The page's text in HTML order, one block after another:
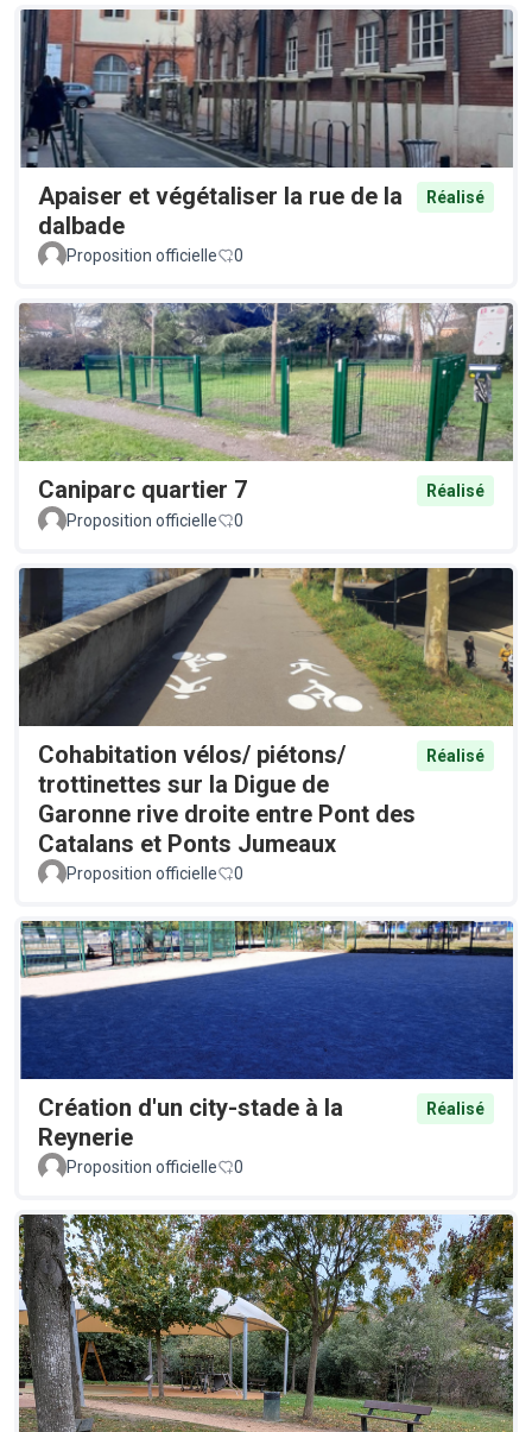
Apaiser et végétaliser la rue de la
dalbade
Réalisé
Proposition officielle 0
Caniparc quartier 7
Réalisé
Proposition officielle
0
Cohabitation vélos/ piétons/
trottinettes sur la Digue de
Garonne rive droite entre Pont des
Catalans et Ponts Jumeaux
Réalisé
Proposition officielle 0
Création d'un city-stade à la
Reynerie
Réalisé
Proposition officielle 0